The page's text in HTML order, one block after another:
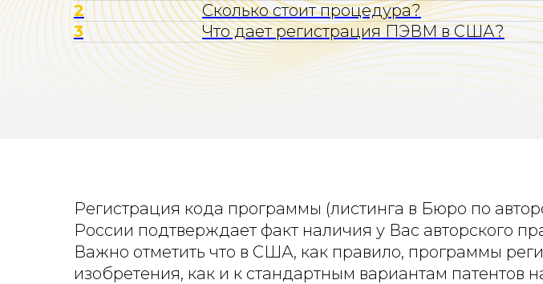
2
Сколько стоит процедура?
3
Что дает регистрация ПЭВМ в США?
Регистрация кода программы (листинга в Бюро по
России подтверждает факт наличия у Вас авторского
Важно отметить что в США, как правило, программы
изобретения, как и к стандартным вариантам патентов